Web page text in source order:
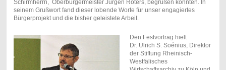
Schirmherrn, Oberbürgermeister Jürgen Roters, begrüßen konnten. In
seinem Grußwort fand dieser lobende Worte für unser engagiertes
Bürgerprojekt und die bisher geleistete Arbeit.
Den Festvortrag hielt
Dr. Ulrich S. Soénius, Direktor
der Stiftung Rheinisch-
Westfälisches